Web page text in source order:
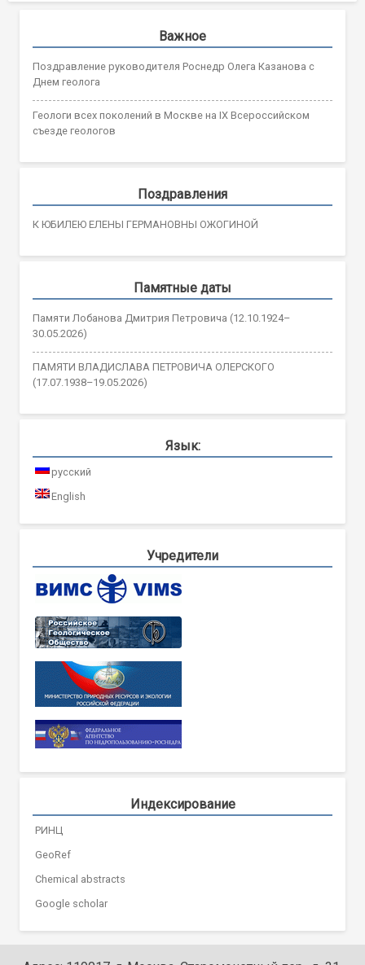
Важное
Поздравление руководителя Роснедр Олега Казанова с
Днем геолога
Геологи всех поколений в Москве на IX Всероссийском
съезде геологов
Поздравления
К ЮБИЛЕЮ ЕЛЕНЫ ГЕРМАНОВНЫ ОЖОГИНОЙ
Памятные даты
Памяти Лобанова Дмитрия Петровича (12.10.1924–
30.05.2026)
ПАМЯТИ ВЛАДИСЛАВА ПЕТРОВИЧА ОЛЕРСКОГО
(17.07.1938–19.05.2026)
Язык:
русский
English
Учредители
Индексирование
РИНЦ
GeoRef
Chemical abstracts
Google scholar